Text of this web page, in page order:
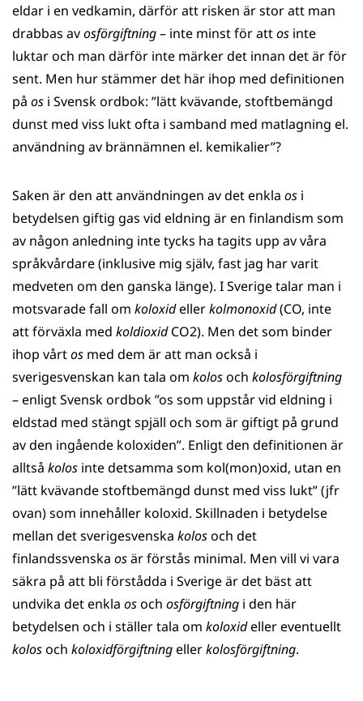
eldar i en vedkamin, därför att risken är stor att man
drabbas avosförgiftning– inte minst för attos inte
luktar och man därför inte märker det innan det är för
sent. Men hur stämmer det här ihop med definitionen
på os i Svensk ordbok: ”lätt kvävande, stoftbemängd
dunst med viss lukt ofta i sam­band med mat­lagning el.
an­vändning av brännämnen el. kemikalier”?
Saken är den att användningen av det enkla os i
betydelsen giftig gas vid eldning är en finlandism som
av någon anledning inte tycks ha tagits upp av våra
språkvårdare (inklusive mig själv, fast jag har varit
medveten om den ganska länge). I Sverige talar man i
motsvarade fall om koloxidellerkolmonoxid(CO, inte
att förväxla med koldioxidCO2). Men det som binder
ihop vårtos med dem är att man också i
sverigesvenskan kan tala om kolosoch kolosförgiftning
– enligt Svensk ordbok ”os som upp­står vid eldning i
eld­stad med stängt spjäll och som är giftigt på grund
av den in­gående kol­oxiden”. Enligt den definitionen är
alltså kolos inte detsamma som kol(mon)oxid, utan en
”lätt kvävande stoftbemängd dunst med viss lukt” (jfr
ovan) som innehåller koloxid. Skillnaden i betydelse
mellan det sverigesvenska kolosoch det
finlandssvenska osär förstås minimal. Men vill vi vara
säkra på att bli förstådda i Sverige är det bäst att
undvika det enkla osoch osförgiftning i den här
betydelsen och i ställer tala om koloxideller eventuellt
kolosoch koloxidförgiftningellerkolosförgiftning.